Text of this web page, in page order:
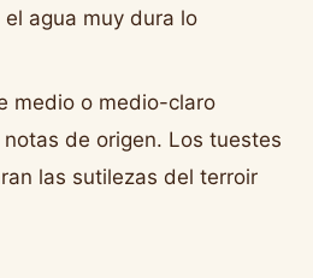
agua muy dura lo
medio o medio-claro
de origen. Los tuestes
las sutilezas del terroir